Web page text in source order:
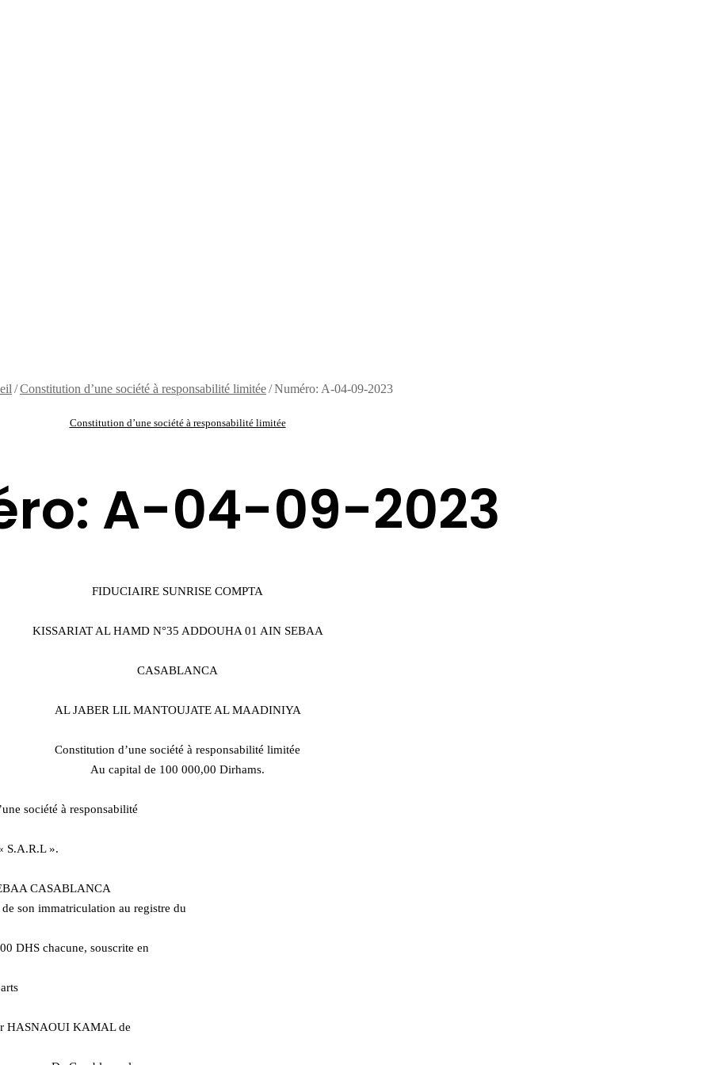
/Constitution d’une société à responsabilité limitée/Numéro: A-04-09-2023
Constitution d’une société à responsabilité limitée
A-04-09-2023
FIDUCIAIRE SUNRISE COMPTA
KISSARIAT AL HAMD N°35 ADDOUHA 01 AIN SEBAA
CASABLANCA
AL JABER LIL MANTOUJATE AL MAADINIYA
Constitution d’une société à responsabilité limitée
Au capital de 100 000,00 Dirhams.
société à responsabilité
S.A.R.L ».
CASABLANCA
son immatriculation au registre du
DHS chacune, souscrite en
HASNAOUI KAMAL de